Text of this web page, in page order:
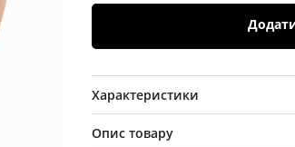
Характеристики
Опис товару